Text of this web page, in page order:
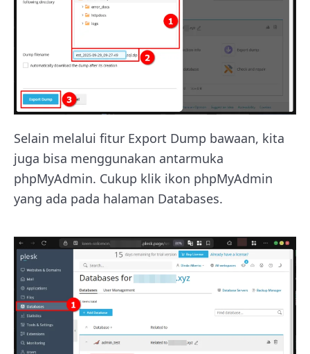
Selain melalui fitur Export Dump bawaan, kita
juga bisa menggunakan antarmuka
phpMyAdmin. Cukup klik ikon phpMyAdmin
yang ada pada halaman Databases.